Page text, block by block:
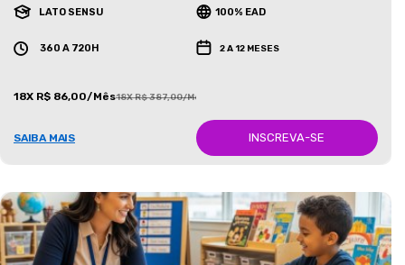
LATO SENSU 100% EAD
360 A 720H 2 A 12 MESES
18X R$ 86,00/Mês18X R$ 387,00/Mês
SAIBA MAIS INSCREVA-SE